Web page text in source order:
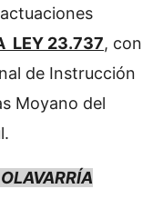
LEY 23.737, con
de Instrucción
Moyano del